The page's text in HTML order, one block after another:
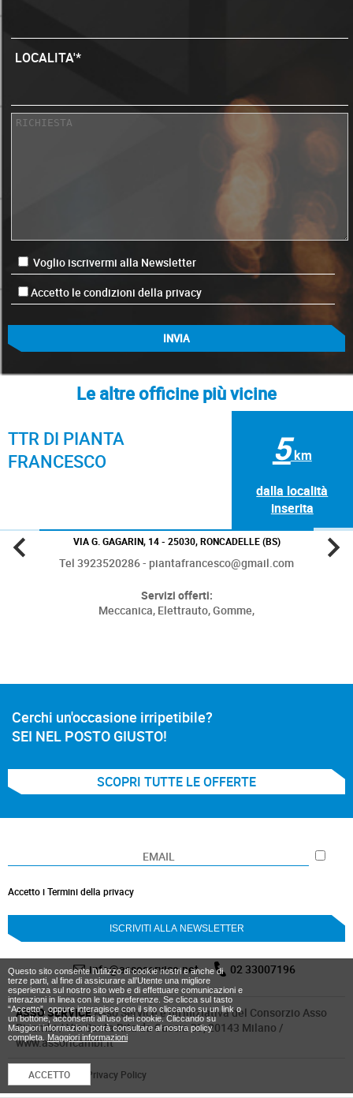
Questo sito consente l’utilizzo di cookie nostri e anche di
terze parti, al fine di assicurare all’Utente una migliore
esperienza sul nostro sito web e di effettuare comunicazioni e
interazioni in linea con le tue preferenze. Se clicca sul tasto
“Accetto”, oppure interagisce con il sito cliccando su un link o
un bottone, acconsenti all’uso dei cookie. Cliccando su
Maggiori informazioni potrà consultare al nostra policy
completa. Maggiori informazioni
ACCETTO
LOCALITA'*
Voglio iscrivermi alla Newsletter
Accetto le condizioni della privacy
Le altre officine più vicine
TTR DI PIANTA
FRANCESCO
5km
dalla località
inserita
VIA G. GAGARIN, 14 - 25030, RONCADELLE (BS)
Tel 3923520286 - piantafrancesco@gmail.com
Servizi offerti:
Meccanica, Elettrauto,Gomme,
Cerchi un'occasione irripetibile?
SEI NEL POSTO GIUSTO!
SCOPRI TUTTE LE OFFERTE
Accetto i Termini della privacy
info@assoservice.net 02 33007196
ASSO SERVICEAsso Service è un’iniziativa del Consorzio Asso
Ricambi / Via Santa Rita da Cascia 33, 20143 Milano /
www.assoricambi.it
Cookies Policy Privacy Policy